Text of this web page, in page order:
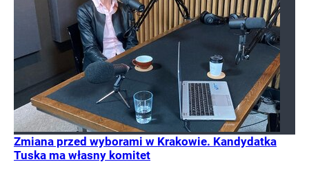
Zmiana przed wyborami w Krakowie. Kandydatka
Tuska ma własny komitet